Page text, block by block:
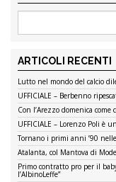
ARTICOLI RECENTI
Lutto nel mondo del calcio
UFFICIALE – Berbenno
Con l’Arezzo domenica
UFFICIALE – Lorenzo Poli è
Tornano i primi anni ’90
Atalanta, col Mantova di
Primo contratto pro per il
l’AlbinoLeffe”